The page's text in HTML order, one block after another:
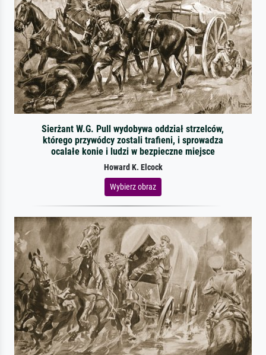
Sierżant W.G. Pull wydobywa oddział strzelców,
którego przywódcy zostali trafieni, i sprowadza
ocalałe konie i ludzi w bezpieczne miejsce
Howard K. Elcock
Wybierz obraz